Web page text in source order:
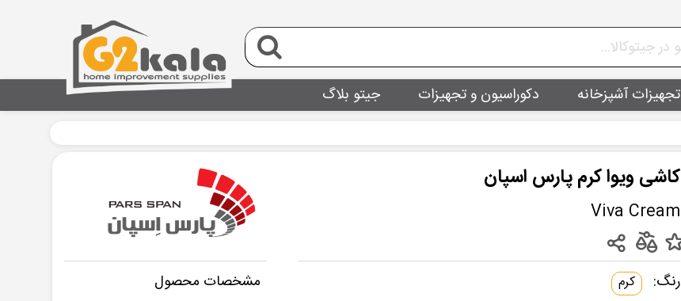
تجهیزات آشپزخانه دکوراسیون و تجهیزات جیتو بلاگ
کاشی ویوا کرم پارس اسپان
Viva Cream
مشخصات محصول رنگ: کرم